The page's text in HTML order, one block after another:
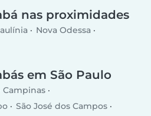
nas proximidades
Nova Odessa
em São Paulo
Campinas
São José dos Campos